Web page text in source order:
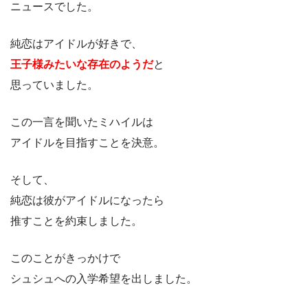
ニュースでした。
純恋はアイドルが好きで、
王子様みたいな存在のようだと
思っていました。
この一言を聞いたミハイルは
アイドルを目指すことを決意。
そして、
純恋は彼がアイドルになったら
推すことを約束しました。
このことがきっかけで
シュシュへの入学希望を出しました。